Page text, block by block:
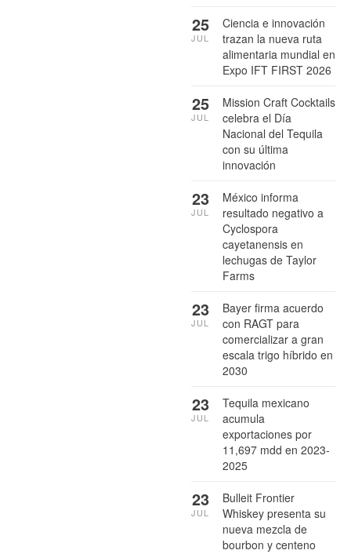
Ciencia e innovación
trazan la nueva ruta
alimentaria mundial en
Expo IFT FIRST 2026
25
JUL
Mission Craft Cocktails
celebra el Día
Nacional del Tequila
con su última
innovación
25
JUL
México informa
resultado negativo a
Cyclospora
cayetanensis en
lechugas de Taylor
Farms
23
JUL
Bayer firma acuerdo
con RAGT para
comercializar a gran
escala trigo híbrido en
2030
23
JUL
Tequila mexicano
acumula
exportaciones por
11,697 mdd en 2023-
2025
23
JUL
Bulleit Frontier
Whiskey presenta su
nueva mezcla de
bourbon y centeno
23
JUL